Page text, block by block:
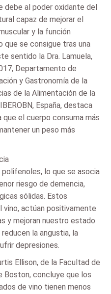
debe al poder oxidante del
capaz de mejorar el
y la función
que se consigue tras una
sentido la Dra. Lamuela,
Departamento de
y Gastronomía de la
de la Alimentación de la
España, destaca
que el cuerpo consuma más
un peso más
lo que se asocia
riesgo de demencia,
sólidas. Estos
actúan positivamente
y mejoran nuestro estado
la angustia, la
depresiones.
Ellison, de la Facultad de
Boston, concluye que los
de vino tienen menos